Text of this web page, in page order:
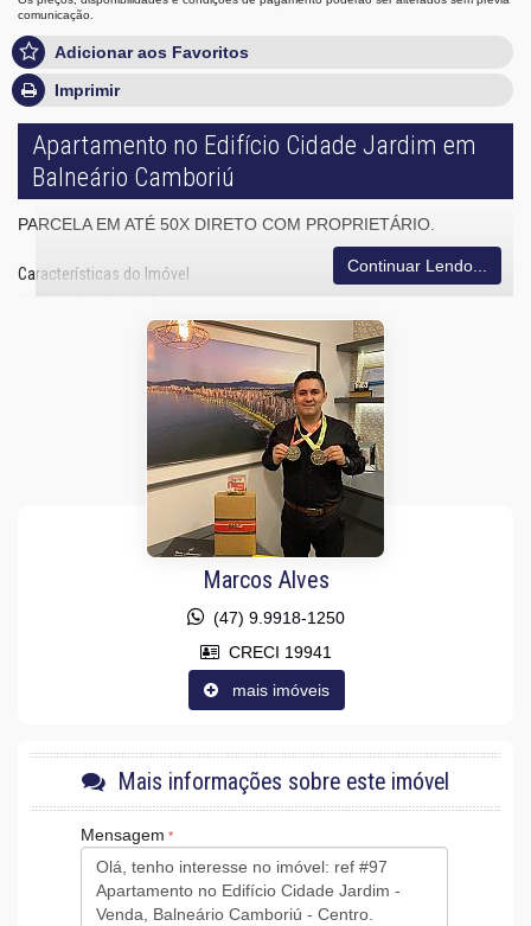
comunicação.
Adicionar aos Favoritos
Imprimir
Apartamento no Edifício Cidade Jardim em
Balneário Camboriú
PARCELA EM ATÉ 50X DIRETO COM PROPRIETÁRIO.
Características do Imóvel
Aquecimento de Água
Piso Porcelanato
Acabamento em Gesso
Sala para 2 Ambientes
Cozinha Americana
Características do Empreendimento
Espaço Fitness
Medidores Individuais
Captação de Água
Portão Eletrônico
Playground
Brinquedoteca
Quiosque Externo
Piscina Infantil
Continuar Lendo...
Marcos Alves
(47) 9.9918-1250
CRECI 19941
mais imóveis
Mais informações sobre este imóvel
Mensagem